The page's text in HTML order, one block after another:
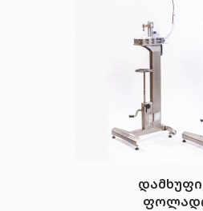
დამხუფი